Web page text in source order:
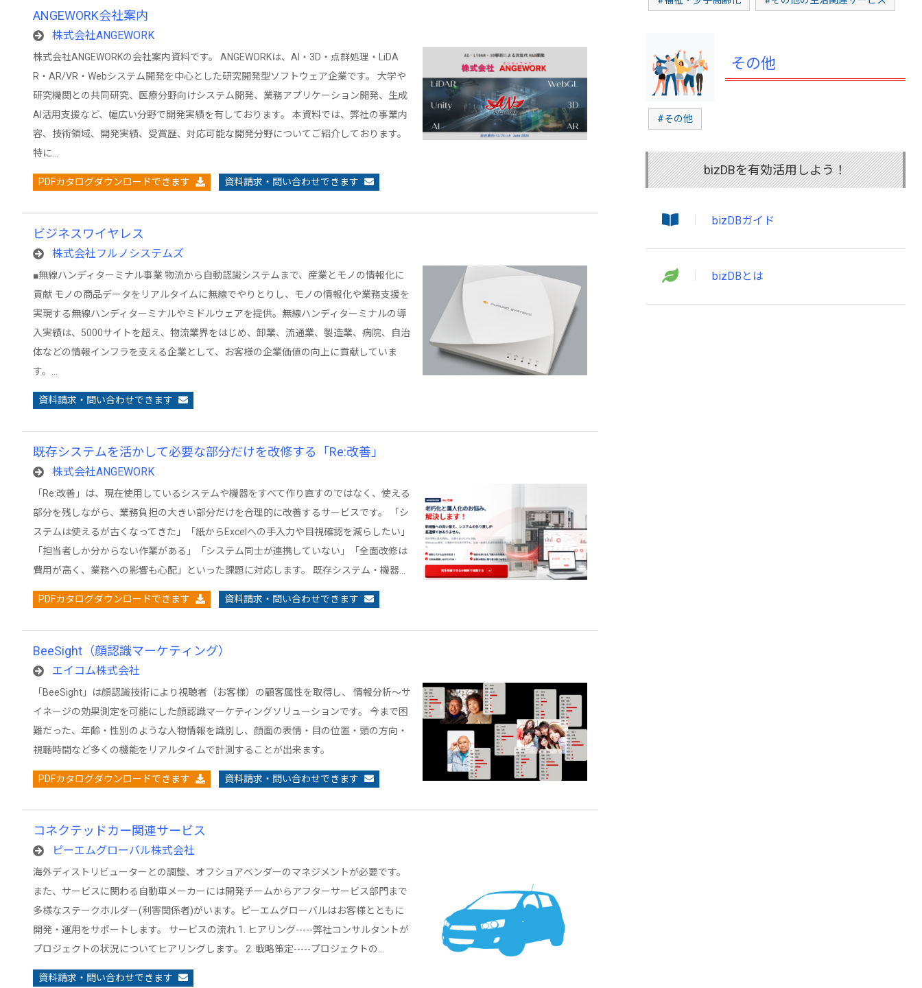
ANGEWORK会社案内
株式会社ANGEWORK
株式会社ANGEWORKの会社案内資料です。 ANGEWORKは、AI・3D・点群処理・LiDA
R・AR/VR・Webシステム開発を中心とした研究開発型ソフトウェア企業です。 大学や
研究機関との共同研究、医療分野向けシステム開発、業務アプリケーション開発、生成
AI活用支援など、幅広い分野で開発実績を有しております。 本資料では、弊社の事業内
容、技術領域、開発実績、受賞歴、対応可能な開発分野についてご紹介しております。
特に…
PDFカタログダウンロードできます 資料請求・問い合わせできます
ビジネスワイヤレス
株式会社フルノシステムズ
■無線ハンディターミナル事業 物流から自動認識システムまで、産業とモノの情報化に
貢献 モノの商品データをリアルタイムに無線でやりとりし、モノの情報化や業務支援を
実現する無線ハンディターミナルやミドルウェアを提供。無線ハンディターミナルの導
入実績は、5000サイトを超え、物流業界をはじめ、卸業、流通業、製造業、病院、自治
体などの情報インフラを支える企業として、お客様の企業価値の向上に貢献していま
す。…
資料請求・問い合わせできます
既存システムを活かして必要な部分だけを改修する「Re:改善」
株式会社ANGEWORK
「Re:改善」は、現在使用しているシステムや機器をすべて作り直すのではなく、使える
部分を残しながら、業務負担の大きい部分だけを合理的に改善するサービスです。 「シ
ステムは使えるが古くなってきた」「紙からExcelへの手入力や目視確認を減らしたい」
「担当者しか分からない作業がある」「システム同士が連携していない」「全面改修は
費用が高く、業務への影響も心配」といった課題に対応します。 既存システム・機器…
PDFカタログダウンロードできます 資料請求・問い合わせできます
BeeSight（顔認識マーケティング）
エイコム株式会社
「BeeSight」は顔認識技術により視聴者（お客様）の顧客属性を取得し、 情報分析～サ
イネージの効果測定を可能にした顔認識マーケティングソリューションです。 今まで困
難だった、年齢・性別のような人物情報を識別し、顔面の表情・目の位置・頭の方向・
視聴時間など多くの機能をリアルタイムで計測することが出来ます。
PDFカタログダウンロードできます 資料請求・問い合わせできます
コネクテッドカー関連サービス
ピーエムグローバル株式会社
海外ディストリビューターとの調整、オフショアベンダーのマネジメントが必要です。
また、サービスに関わる自動車メーカーには開発チームからアフターサービス部門まで
多様なステークホルダー(利害関係者)がいます。ピーエムグローバルはお客様とともに
開発・運用をサポートします。 サービスの流れ 1. ヒアリング-----弊社コンサルタントが
プロジェクトの状況についてヒアリングします。 2. 戦略策定-----プロジェクトの…
資料請求・問い合わせできます
その他
#その他
bizDBを有効活用しよう！
bizDBガイド
bizDBとは